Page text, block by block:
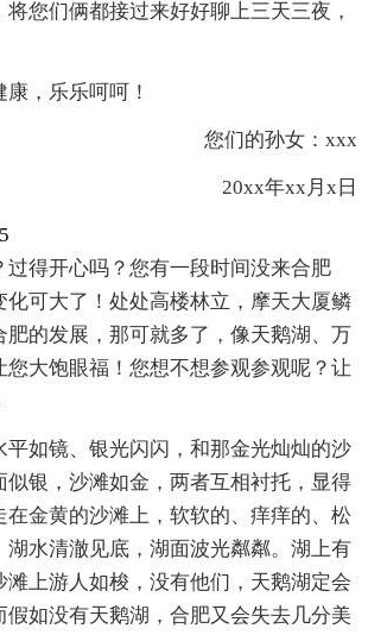
您们俩都接过来好好聊上三天三夜，
，乐乐呵呵！
您们的孙女：xxx
20xx年xx月x日
过得开心吗？您有一段时间没来合肥
化可大了！处处高楼林立，摩天大厦鳞
的发展，那可就多了，像天鹅湖、万
大饱眼福！您想不想参观参观呢？让
平如镜、银光闪闪，和那金光灿灿的沙
似银，沙滩如金，两者互相衬托，显得
在金黄的沙滩上，软软的、痒痒的、松
湖水清澈见底，湖面波光粼粼。湖上有
滩上游人如梭，没有他们，天鹅湖定会
假如没有天鹅湖，合肥又会失去几分美